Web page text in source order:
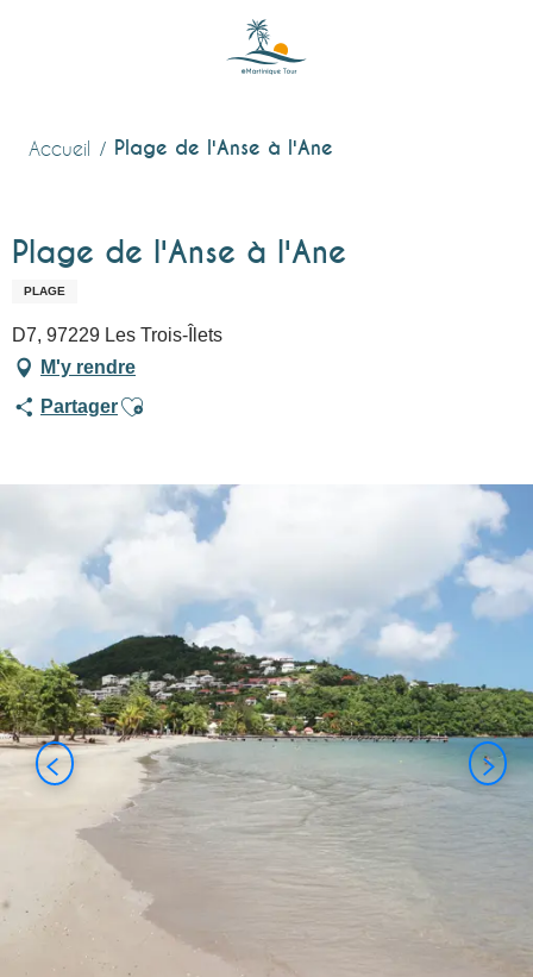
Accueil Plage de l'Anse à l'Ane
Plage de l'Anse à l'Ane
PLAGE
D7, 97229 Les Trois-Îlets
M'y rendre
PartagerAjouter aux favoris